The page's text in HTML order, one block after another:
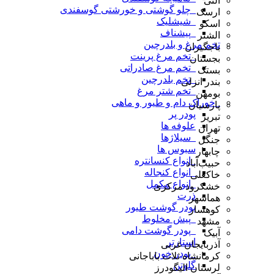
_چلو گوشتی و خورشتی گوسفندی
_شیشلیک
_پیشناف
تخم مرغ و بلدرچین
_تخم مرغ پرینت
_تخم مرغ صادراتی
_تخم بلدرچین
_تخم شتر مرغ
_خوراک دام و طیور و ماهی
پودر پر
علوفه ها
_سیلاژها
سبوس ها
_انواع کنسانتره
_انواع کنجاله
_انواع مکمل
ذرت
پودر گوشت طیور
_پیش مخلوط
_پودر گوشت دامی
استارتر
_پودر خون
گلوتن
ارسک
اسکو
الشتر
باجگیران
بجستان
بستک
بندر انزلی
بومهن
پارسیان
تبریز
تهران
جنگل
چابهار
حبیب‌آباد
خاکعلی
خشکرود مرکزی
هماشهر
کوهسار
مشهد
آبیک
آذربایجان غربی
کرمانشاه ثلاث باباجانی
لرستان الیگودرز